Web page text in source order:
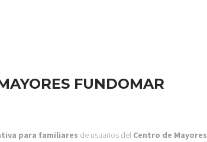
FUNDOMAR
para familiares de usuarios del Centro de Mayores